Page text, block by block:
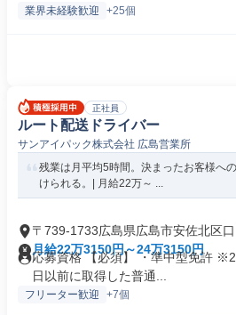
業界未経験歓迎 +25個
正社員
ルート配送ドライバー
サンアイパック株式会社 広島営業所
残業は月平均5時間。決まったお客様へ
けられる。| 月給22万～ ...
〒739-1733広島県広島市安佐北区
月給22万3150円～24万3150円
応募資格 【必須】 ・準中型免許
日以前に取得した普通...
フリーター歓迎 +7個